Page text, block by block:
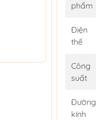
phẩm
Điện
thế
Công
suất
Đường
kính